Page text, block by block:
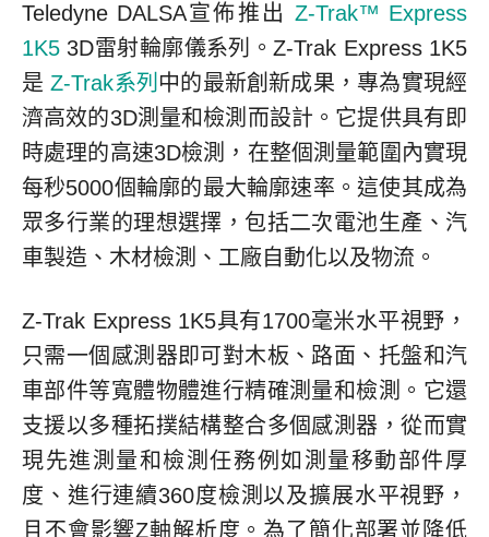
Teledyne DALSA宣佈推出 Z-Trak™ Express
1K5 3D雷射輪廓儀系列。Z-Trak Express 1K5
是Z-Trak系列 中的最新創新成果，專為實現經
濟高效的3D測量和檢測而設計。它提供具有即
時處理的高速3D檢測，在整個測量範圍內實現
每秒5000個輪廓的最大輪廓速率。這使其成為
眾多行業的理想選擇，包括二次電池生產、汽
車製造、木材檢測、工廠自動化以及物流。
Z-Trak Express 1K5具有1700毫米水平視野，
只需一個感測器即可對木板、路面、托盤和汽
車部件等寬體物體進行精確測量和檢測。它還
支援以多種拓撲結構整合多個感測器，從而實
現先進測量和檢測任務例如測量移動部件厚
度、進行連續360度檢測以及擴展水平視野，
且不會影響Z軸解析度。為了簡化部署並降低